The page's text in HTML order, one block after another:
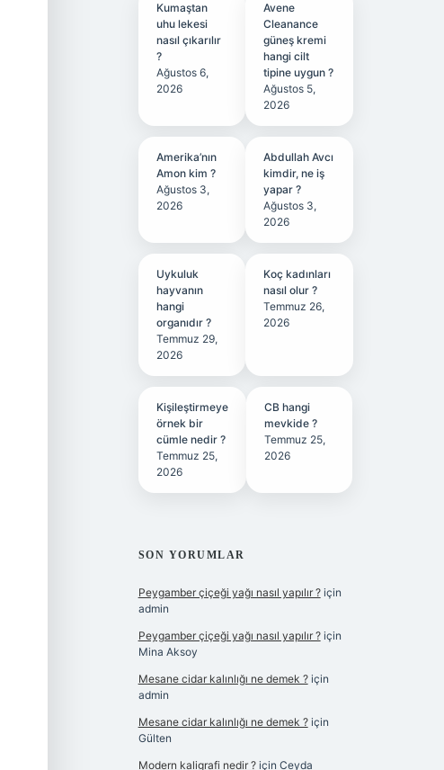
Kumaştan
uhu lekesi
nasıl çıkarılır
?
Ağustos 6,
2026
Avene
Cleanance
güneş kremi
hangi cilt
tipine uygun ?
Ağustos 5,
2026
Amerika’nın
Amon kim ?
Ağustos 3,
2026
Abdullah Avcı
kimdir, ne iş
yapar ?
Ağustos 3,
2026
Uykuluk
hayvanın
hangi
organıdır ?
Temmuz 29,
2026
Koç kadınları
nasıl olur ?
Temmuz 26,
2026
Kişileştirmeye
örnek bir
cümle nedir ?
Temmuz 25,
2026
CB hangi
mevkide ?
Temmuz 25,
2026
SON YORUMLAR
Peygamber çiçeği yağı nasıl yapılır ?için
admin
Peygamber çiçeği yağı nasıl yapılır ?için
Mina Aksoy
Mesane cidar kalınlığı ne demek ?için
admin
Mesane cidar kalınlığı ne demek ?için
Gülten
Modern kaligrafi nedir ?için Ceyda